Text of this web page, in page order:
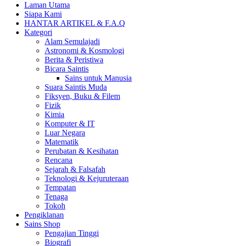
Laman Utama
Siapa Kami
HANTAR ARTIKEL & F.A.Q
Kategori
Alam Semulajadi
Astronomi & Kosmologi
Berita & Peristiwa
Bicara Saintis
Sains untuk Manusia
Suara Saintis Muda
Fiksyen, Buku & Filem
Fizik
Kimia
Komputer & IT
Luar Negara
Matematik
Perubatan & Kesihatan
Rencana
Sejarah & Falsafah
Teknologi & Kejuruteraan
Tempatan
Tenaga
Tokoh
Pengiklanan
Sains Shop
Pengajian Tinggi
Biografi